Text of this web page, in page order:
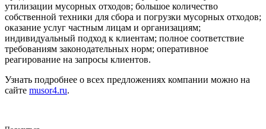
утилизации мусорных отходов; большое количество
собственной техники для сбора и погрузки мусорных отходов;
оказание услуг частным лицам и организациям;
индивидуальный подход к клиентам; полное соответствие
требованиям законодательных норм; оперативное
реагирование на запросы клиентов.
Узнать подробнее о всех предложениях компании можно на
сайте musor4.ru.